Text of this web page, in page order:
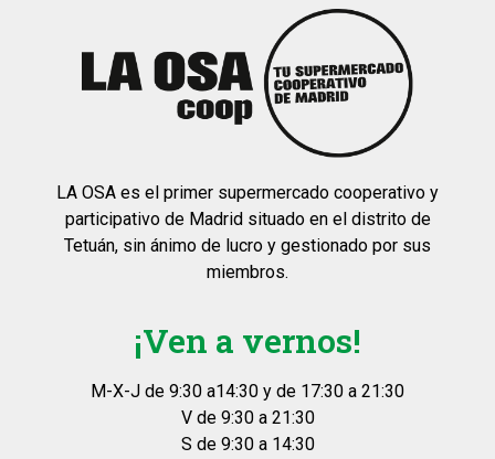
LA OSA es el primer supermercado cooperativo y
participativo de Madrid situado en el distrito de
Tetuán, sin ánimo de lucro y gestionado por sus
miembros.
¡Ven a vernos!
M-X-J de 9:30 a14:30 y de 17:30 a 21:30
V de 9:30 a 21:30
S de 9:30 a 14:30